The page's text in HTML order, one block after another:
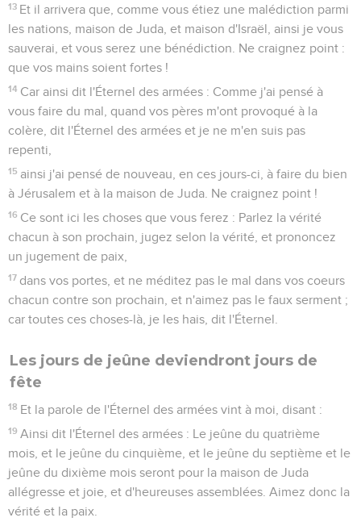
13 Et il arrivera que, comme vous étiez une malédiction parmi
les nations, maison de Juda, et maison d'Israël, ainsi je vous
sauverai, et vous serez une bénédiction. Ne craignez point :
que vos mains soient fortes !
14 Car ainsi dit l'Éternel des armées : Comme j'ai pensé à
vous faire du mal, quand vos pères m'ont provoqué à la
colère, dit l'Éternel des armées et je ne m'en suis pas
repenti,
15 ainsi j'ai pensé de nouveau, en ces jours-ci, à faire du bien
à Jérusalem et à la maison de Juda. Ne craignez point !
16 Ce sont ici les choses que vous ferez : Parlez la vérité
chacun à son prochain, jugez selon la vérité, et prononcez
un jugement de paix,
17 dans vos portes, et ne méditez pas le mal dans vos coeurs
chacun contre son prochain, et n'aimez pas le faux serment ;
car toutes ces choses-là, je les hais, dit l'Éternel.
Les jours de jeûne deviendront jours de
fête
18 Et la parole de l'Éternel des armées vint à moi, disant :
19 Ainsi dit l'Éternel des armées : Le jeûne du quatrième
mois, et le jeûne du cinquième, et le jeûne du septième et le
jeûne du dixième mois seront pour la maison de Juda
allégresse et joie, et d'heureuses assemblées. Aimez donc la
vérité et la paix.